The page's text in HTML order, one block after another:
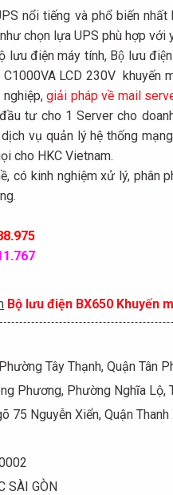
nổi tiếng và phổ biến
chọn lựa UPS phù hợp với
lưu điện máy tính, Bộ lưu
LCD 230V
giải pháp về mail
tư cho 1 Server cho
vụ quản lý hệ thống
cho HKC Vietnam.
có kinh nghiệm xử lý, phân
Bộ lưu điện BX650 Khuyến
Tây Thạnh, Quận Tân
Phương, Phường Nghĩa Lộ,
75 Nguyễn Xiển, Quận Thanh
SÀI GÒN